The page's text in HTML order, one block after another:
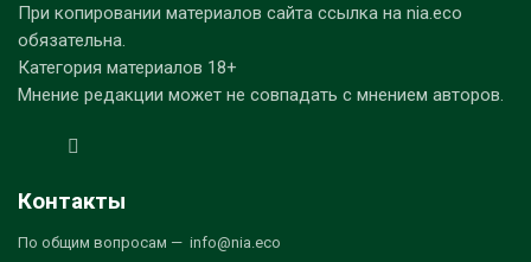
При копировании материалов сайта ссылка на nia.eco
обязательна.
Категория материалов 18+
Мнение редакции может не совпадать с мнением авторов.
Контакты
По общим вопросам — info@nia.eco